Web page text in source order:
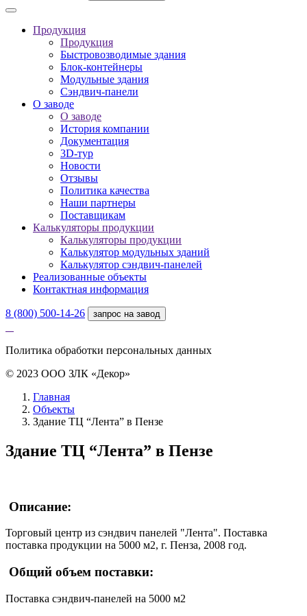
Продукция
Продукция
Быстровозводимые здания
Блок-контейнеры
Модульные здания
Сэндвич-панели
О заводе
О заводе
История компании
Документация
3D-тур
Новости
Отзывы
Политика качества
Наши партнеры
Поставщикам
Калькуляторы продукции
Калькуляторы продукции
Калькулятор модульных зданий
Калькулятор сэндвич-панелей
Реализованные объекты
Контактная информация
8 (800) 500-14-26 запрос на завод
Политика обработки персональных данных
© 2023 ООО ЗЛК «Декор»
Главная
Объекты
Здание ТЦ “Лента” в Пензе
Здание ТЦ “Лента” в Пензе
Описание:
Торговый центр из сэндвич панелей "Лента". Поставка
поставка продукции на 5000 м2, г. Пенза, 2008 год.
Общий объем поставки:
Поставка сэндвич-панелей на 5000 м2